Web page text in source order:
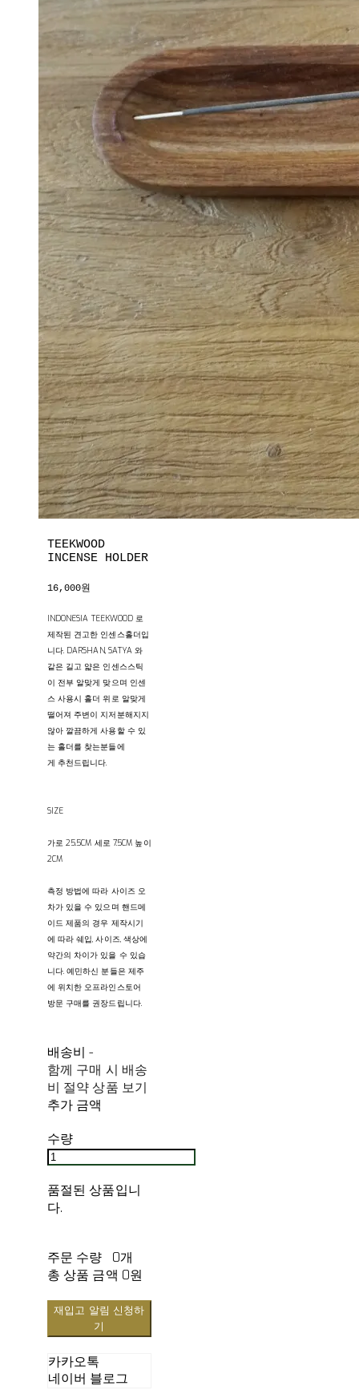
TEEKWOOD
INCENSE HOLDER
16,000원
INDONESIA TEEKWOOD 로
제작된 견고한 인센스홀더입
니다. DARSHAN, SATYA 와
같은 길고 얇은 인센스스틱
이 전부 알맞게 맞으며 인센
스 사용시 홀더 위로 알맞게
떨어져 주변이 지저분해지지
않아 깔끔하게 사용할 수 있
는 홀더를 찾는분들에
게 추천드립니다.
SIZE
가로 25.5CM 세로 7.5CM 높이
2CM
측정 방법에 따라 사이즈 오
차가 있을 수 있으며 핸드메
이드 제품의 경우 제작시기
에 따라 쉐입, 사이즈, 색상에
약간의 차이가 있을 수 있습
니다. 예민하신 분들은 제주
에 위치한 오프라인스토어
방문 구매를 권장드립니다.
배송비-
함께 구매 시 배송
비 절약 상품 보기
추가 금액
수량
품절된 상품입니
다.
주문 수량
0개
총 상품 금액 0원
재입고 알림 신청하
기
카카오톡
네이버 블로그